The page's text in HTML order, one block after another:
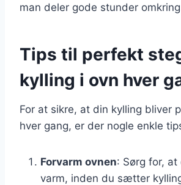
man deler gode stunder
Tips til perfekt
kylling i ovn hver
For at sikre, at din kylling bliver
hver gang, er der nogle enkle
Forvarm ovnen: Sørg for,
varm, inden du sætter